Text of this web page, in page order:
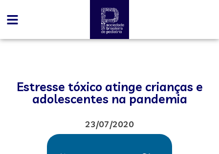
Estresse tóxico atinge crianças e
adolescentes na pandemia
23/07/2020